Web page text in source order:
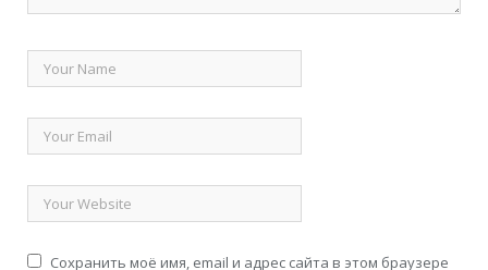
Сохранить моё имя, email и адрес сайта в этом браузере